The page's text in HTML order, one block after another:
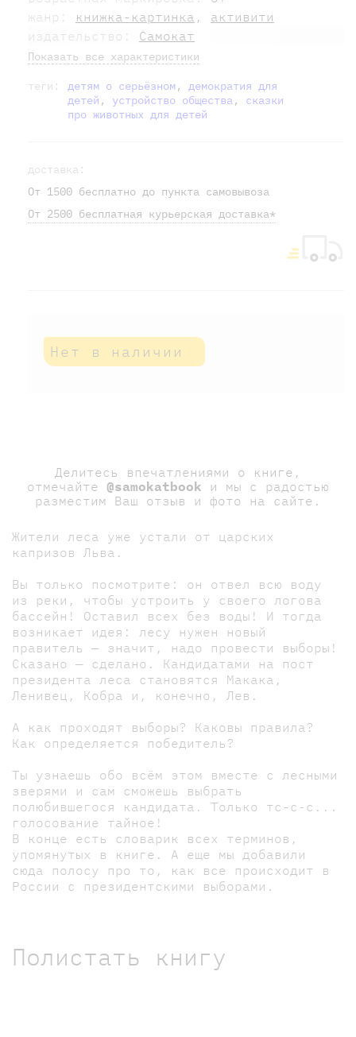
жанр: книжка-картинка , активити
издательство: Самокат
Показать все характеристики
теги: детям о серьёзном, демократия для
детей , устройство общества, сказки
про животных для детей
доставка:
От 1500 бесплатно до пункта самовывоза
От 2500 бесплатная курьерская доставка*
Нет в наличии
Делитесь впечатлениями о книге,
отмечайте @samokatbook и мы с радостью
разместим Ваш отзыв и фото на сайте.
Жители леса уже устали от царских
капризов Льва.
Вы только посмотрите: он отвел всю воду
из реки, чтобы устроить у своего логова
бассейн! Оставил всех без воды! И тогда
возникает идея: лесу нужен новый
правитель — значит, надо провести выборы!
Сказано — сделано. Кандидатами на пост
президента леса становятся Макака,
Ленивец, Кобра и, конечно, Лев.
А как проходят выборы? Каковы правила?
Как определяется победитель?
Ты узнаешь обо всём этом вместе с лесными
зверями и сам сможешь выбрать
полюбившегося кандидата. Только тс-с-с...
голосование тайное!
В конце есть словарик всех терминов,
упомянутых в книге. А еще мы добавили
сюда полосу про то, как все происходит в
России с президентскими выборами.
Полистать книгу